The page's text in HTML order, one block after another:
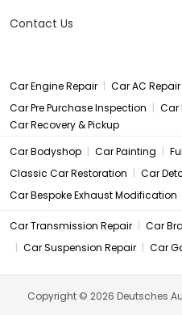
Contact Us
Car Engine Repair | Car AC Repair
Car Pre Purchase Inspection | Car
Car Recovery & Pickup
Car Bodyshop | Car Painting |
Classic Car Restoration | Car
Car Bespoke Exhaust Modification
Car Transmission Repair | Car
| Car Suspension Repair | Car
Copyright © 2026 Deutsches